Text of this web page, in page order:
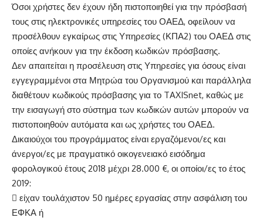
Όσοι χρήστες δεν έχουν ήδη πιστοποιηθεί για την πρόσβασή
τους στις ηλεκτρονικές υπηρεσίες του ΟΑΕΔ, οφείλουν να
προσέλθουν εγκαίρως στις Υπηρεσίες (ΚΠΑ2) του ΟΑΕΔ στις
οποίες ανήκουν για την έκδοση κωδικών πρόσβασης.
Δεν απαιτείται η προσέλευση στις Υπηρεσίες για όσους είναι
εγγεγραμμένοι στα Μητρώα του Οργανισμού και παράλληλα
διαθέτουν κωδικούς πρόσβασης για το TAXISnet, καθώς με
την εισαγωγή στο σύστημα των κωδικών αυτών μπορούν να
πιστοποιηθούν αυτόματα και ως χρήστες του ΟΑΕΔ.
Δικαιούχοι του προγράμματος είναι εργαζόμενοι/ες και
άνεργοι/ες με πραγματικό οικογενειακό εισόδημα
φορολογικού έτους 2018 μέχρι 28.000 €, οι οποίοι/ες το έτος
2019:
 είχαν τουλάχιστον 50 ημέρες εργασίας στην ασφάλιση του
ΕΦΚΑ ή